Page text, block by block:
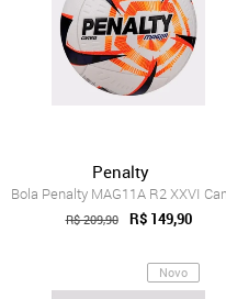
Penalty
R$ 209,90 R$ 149,90
Novo